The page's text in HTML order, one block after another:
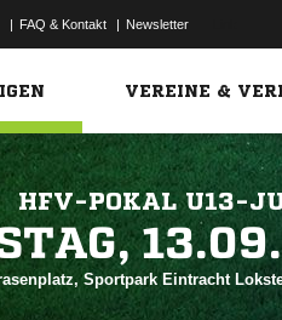
| FAQ & Kontakt | Newsletter
VEREINE &
HFV-POKAL U13-
Sportpark Eintracht